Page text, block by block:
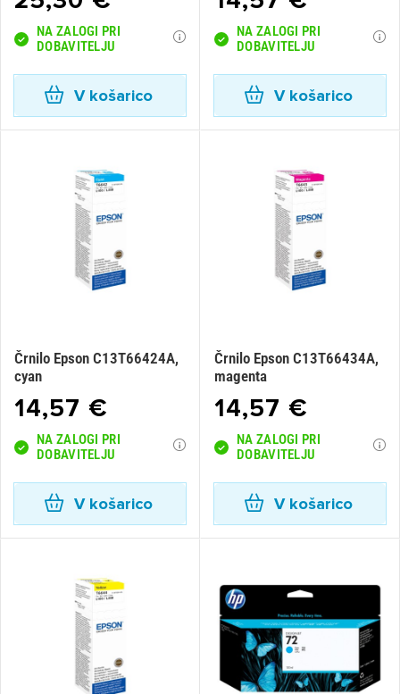
NA ZALOGI PRI
DOBAVITELJU
V košarico
NA ZALOGI PRI
DOBAVITELJU
V košarico
Črnilo Epson C13T66424A,
cyan
14,57 €
NA ZALOGI PRI
DOBAVITELJU
V košarico
Črnilo Epson C13T66434A,
magenta
14,57 €
NA ZALOGI PRI
DOBAVITELJU
V košarico
Prekliči Prijava